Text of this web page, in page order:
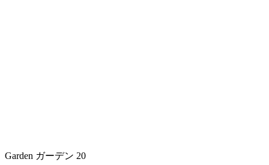
Garden ガーデン 20